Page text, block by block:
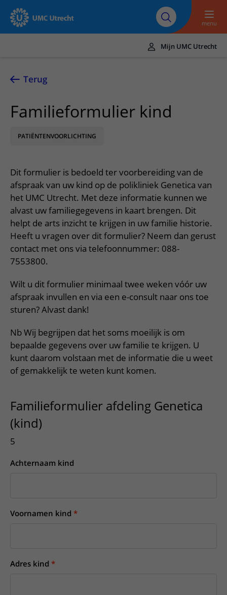
Naar hoofdinhoud
Over UMC
Utrecht
Research
Werken bij het UMC
Utrecht
menu
UMC Utrecht
Zorg en behandeling
Ziekten en aandoeningen
Poliklinieken
Verpleegafdelingen
Onze zorgverleners
Onderzoeken en diagnostiek
Het Wilhelmina Kinderziekenhuis
Afspraak en opname
Bezoek aan de polikliniek
Opname in het ziekenhuis
Voorbereiding op uw afspraak
Bloedprikken
Wachttijden
Wijzigen patiëntgegevens
Mijn UMC Utrecht patiëntportaal
Op bezoek in het UMC Utrecht
Apotheek
Winkels en restaurants
Faciliteiten en voorzieningen
Bezoekregels
Contact en route
Spoed
Contactgegevens
Route naar het ziekenhuis
Parkeren
Contact met polikliniek
Contact met verpleegafdeling
Het Wilhelmina Kinderziekenhuis
Verwijzers
Patiënt verwijzen
Teleconsult aanvragen
Diagnostiek aanvragen
Zorgverlenersportaal
Meer UMC Utrecht
Over UMC Utrecht
Onderwijs
Werken bij het UMC Utrecht
Mijn UMC Utrecht
Terug
Familieformulier kind
PATIËNTENVOORLICHTING
Dit formulier is bedoeld ter voorbereiding van de
afspraak van uw kind op de polikliniek Genetica van
het UMC Utrecht. Met deze informatie kunnen we
alvast uw familiegegevens in kaart brengen. Dit
helpt de arts inzicht te krijgen in uw familie historie.
Heeft u vragen over dit formulier? Neem dan gerust
contact met ons via telefoonnummer: 088-
7553800.
Wilt u dit formulier minimaal twee weken vóór uw
afspraak invullen en via een e-consult naar ons toe
sturen? Alvast dank!
Nb Wij begrijpen dat het soms moeilijk is om
bepaalde gegevens over uw familie te krijgen. U
kunt daarom volstaan met de informatie die u weet
of gemakkelijk te weten kunt komen.
Familieformulier afdeling Genetica
(kind)
5
Achternaam kind
Voornamen kind
Adres kind